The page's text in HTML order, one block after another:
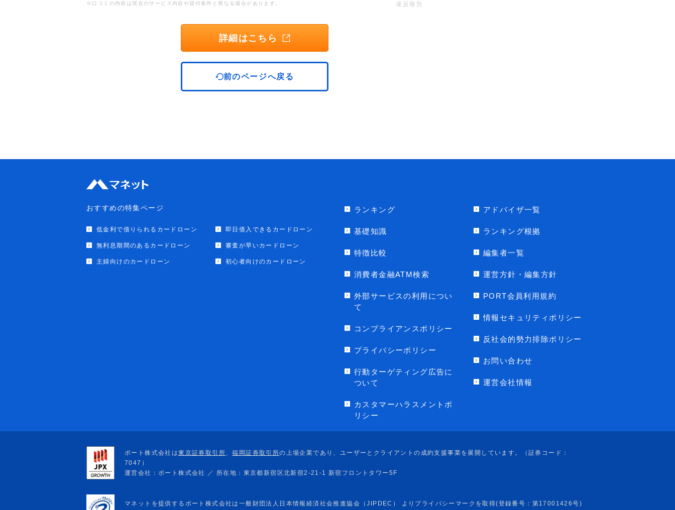
※口コミの内容は現在のサービス内容や貸付条件と異なる場合があります。 違反報告
詳細はこちら
前のページへ戻る
おすすめの特集ページ
低金利で借りられるカードローン 即日借入できるカードローン
無利息期間のあるカードローン 審査が早いカードローン
主婦向けのカードローン 初心者向けのカードローン
ランキング
基礎知識
特徴比較
消費者金融ATM検索
外部サービスの利用につい
て
コンプライアンスポリシー
プライバシーポリシー
行動ターゲティング広告に
ついて
カスタマーハラスメントポ
リシー
アドバイザ一覧
ランキング根拠
編集者一覧
運営方針・編集方針
PORT会員利用規約
情報セキュリティポリシー
反社会的勢力排除ポリシー
お問い合わせ
運営会社情報